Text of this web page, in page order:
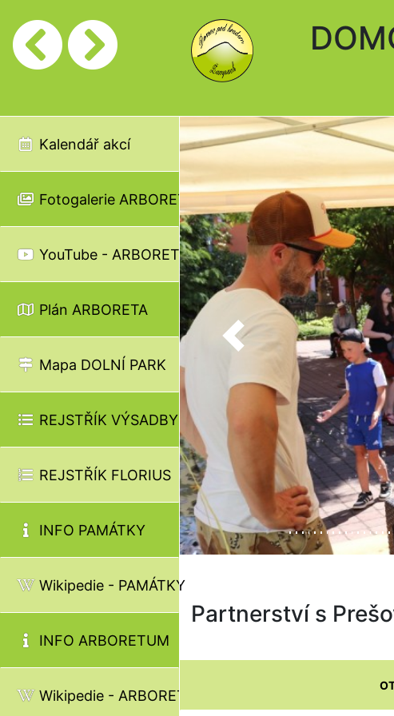
Kalendář akcí
Fotogalerie ARBORETA
YouTube - ARBORETUM
Plán ARBORETA
Mapa DOLNÍ PARK
REJSTŘÍK VÝSADBY
REJSTŘÍK FLORIUS
INFO PAMÁTKY
Wikipedie - PAMÁTKY
INFO ARBORETUM
Wikipedie - ARBORETUM
Previous
Partnerství s